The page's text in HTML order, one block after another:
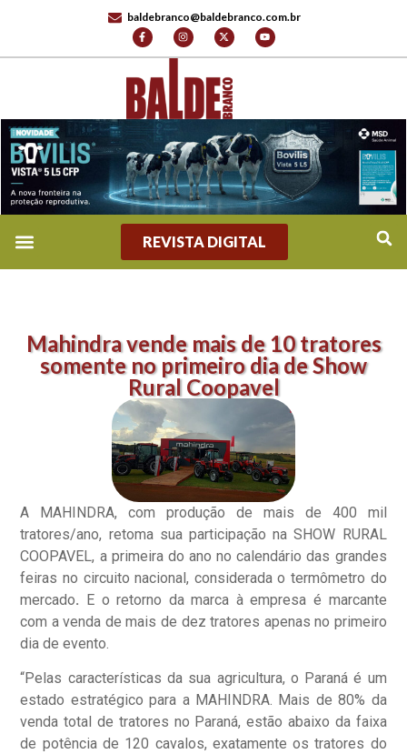
baldebranco@baldebranco.com.br
REVISTA DIGITAL
Mahindra vende mais de 10 tratores
somente no primeiro dia de Show
Rural Coopavel
A MAHINDRA, com produção de mais de 400 mil
tratores/ano, retoma sua participação na SHOW RURAL
COOPAVEL, a primeira do ano no calendário das grandes
feiras no circuito nacional, considerada o termômetro do
mercado. E o retorno da marca à empresa é marcante
com a venda de mais de dez tratores apenas no primeiro
dia de evento.
“Pelas características da sua agricultura, o Paraná é um
estado estratégico para a MAHINDRA. Mais de 80% da
venda total de tratores no Paraná, estão abaixo da faixa
de potência de 120 cavalos, exatamente os tratores do